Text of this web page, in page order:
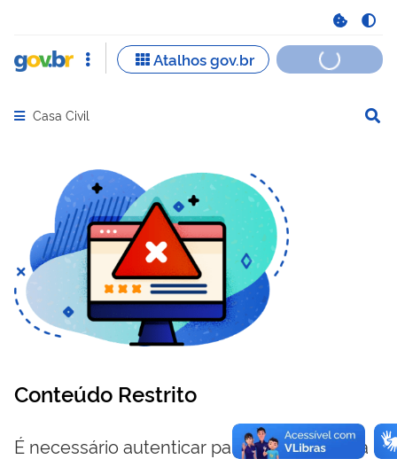
Abrir menu principal de navegação
Casa Civil
Conteúdo Restrito
É necessário autenticar para visualizar essa